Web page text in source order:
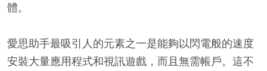
體。
愛思助手最吸引人的元素之一是能夠以閃電般的速度
安裝大量應用程式和視訊遊戲，而且無需帳戶。這不